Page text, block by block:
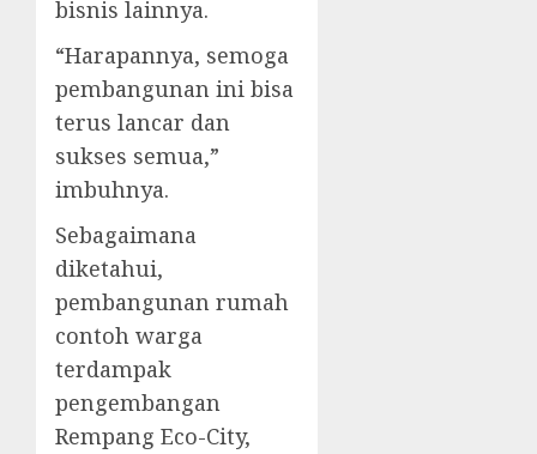
bisnis lainnya.
“Harapannya, semoga
pembangunan ini bisa
terus lancar dan
sukses semua,”
imbuhnya.
Sebagaimana
diketahui,
pembangunan rumah
contoh warga
terdampak
pengembangan
Rempang Eco-City,